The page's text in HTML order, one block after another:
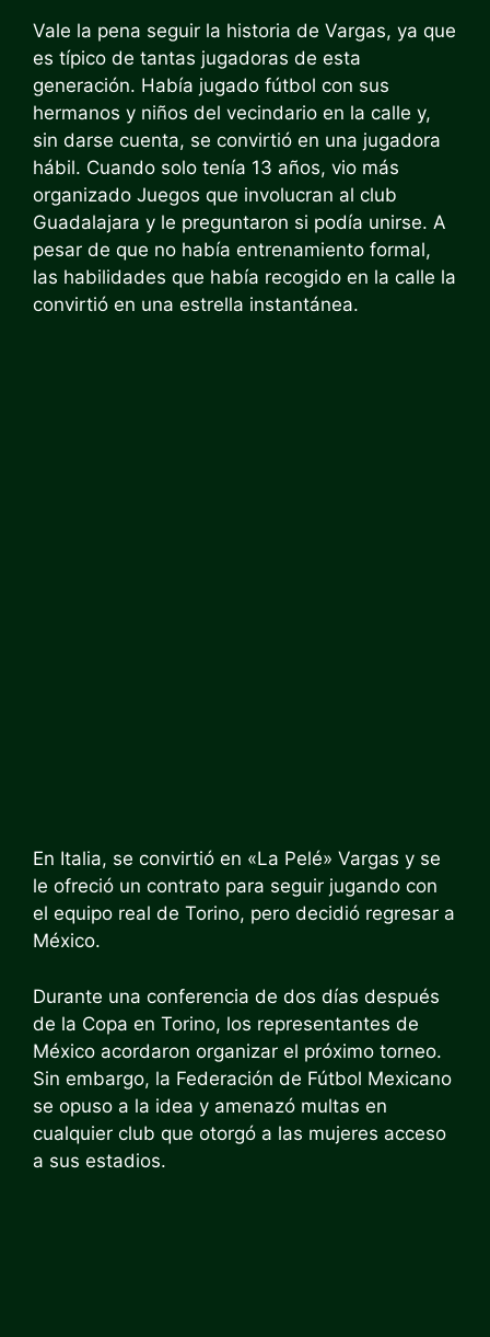
Vale la pena seguir la historia de Vargas, ya que
es típico de tantas jugadoras de esta
generación. Había jugado fútbol con sus
hermanos y niños del vecindario en la calle y,
sin darse cuenta, se convirtió en una jugadora
hábil. Cuando solo tenía 13 años, vio más
organizado Juegos que involucran al club
Guadalajara y le preguntaron si podía unirse. A
pesar de que no había entrenamiento formal,
las habilidades que había recogido en la calle la
convirtió en una estrella instantánea.
En Italia, se convirtió en «La Pelé» Vargas y se
le ofreció un contrato para seguir jugando con
el equipo real de Torino, pero decidió regresar a
México.
Durante una conferencia de dos días después
de la Copa en Torino, los representantes de
México acordaron organizar el próximo torneo.
Sin embargo, la Federación de Fútbol Mexicano
se opuso a la idea y amenazó multas en
cualquier club que otorgó a las mujeres acceso
a sus estadios.